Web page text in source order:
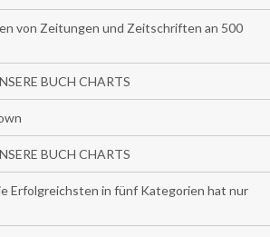
von Zeitungen und Zeitschriften an 500
BUCH CHARTS
BUCH CHARTS
Erfolgreichsten in fünf Kategorien hat nur